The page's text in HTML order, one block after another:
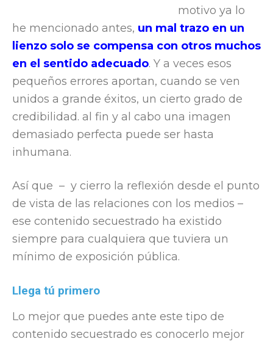
motivo ya lo
he mencionado antes, un mal trazo en un
lienzo solo se compensa con otros muchos
en el sentido adecuado. Y a veces esos
pequeños errores aportan, cuando se ven
unidos a grande éxitos, un cierto grado de
credibilidad. al fin y al cabo una imagen
demasiado perfecta puede ser hasta
inhumana.
Así que – y cierro la reflexión desde el punto
de vista de las relaciones con los medios –
ese contenido secuestrado ha existido
siempre para cualquiera que tuviera un
mínimo de exposición pública.
Llega tú primero
Lo mejor que puedes ante este tipo de
contenido secuestrado es conocerlo mejor